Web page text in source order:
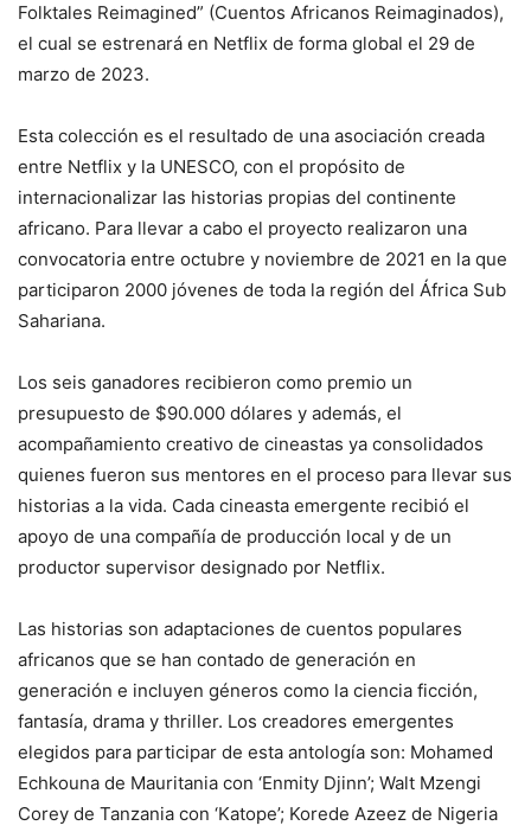
Folktales Reimagined” (Cuentos Africanos Reimaginados),
el cual se estrenará en Netflix de forma global el 29 de
marzo de 2023.
Esta colección es el resultado de una asociación creada
entre Netflix y la UNESCO, con el propósito de
internacionalizar las historias propias del continente
africano. Para llevar a cabo el proyecto realizaron una
convocatoria entre octubre y noviembre de 2021 en la que
participaron 2000 jóvenes de toda la región del África Sub
Sahariana.
Los seis ganadores recibieron como premio un
presupuesto de $90.000 dólares y además, el
acompañamiento creativo de cineastas ya consolidados
quienes fueron sus mentores en el proceso para llevar sus
historias a la vida. Cada cineasta emergente recibió el
apoyo de una compañía de producción local y de un
productor supervisor designado por Netflix.
Las historias son adaptaciones de cuentos populares
africanos que se han contado de generación en
generación e incluyen géneros como la ciencia ficción,
fantasía, drama y thriller. Los creadores emergentes
elegidos para participar de esta antología son: Mohamed
Echkouna de Mauritania con ‘Enmity Djinn’; Walt Mzengi
Corey de Tanzania con ‘Katope’; Korede Azeez de Nigeria